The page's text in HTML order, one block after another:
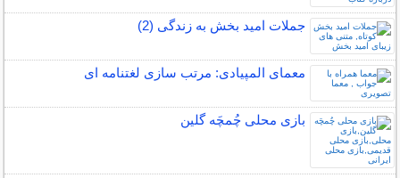
جملات امید بخش به زندگی (2)
معمای المپیادی: مرتب سازی لغتنامه ای
بازی محلی چُمچَه گلین